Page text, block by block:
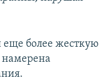
еще более жесткую
намерена